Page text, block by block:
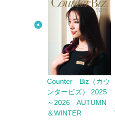
UNILADY（ユニレデ
ィ） 2025～
2026 AUTUMN -
WINTER＆